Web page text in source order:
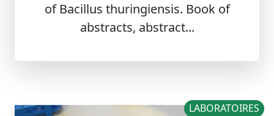
of Bacillus thuringiensis. Book of
abstracts, abstract...
LABORATOIRES